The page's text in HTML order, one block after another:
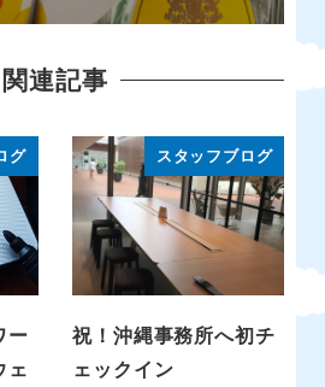
関連記事
グ
ー
ェ
スタッフブログ
祝！沖縄事務所へ初チ
ェックイン